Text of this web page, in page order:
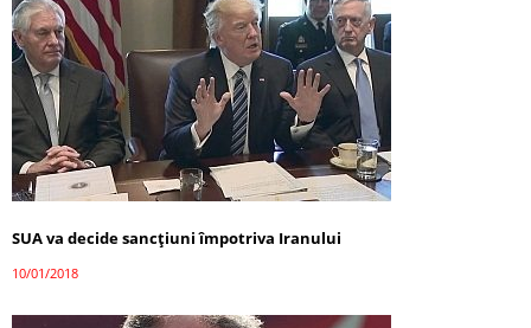
SUA va decide sancțiuni împotriva Iranului
10/01/2018